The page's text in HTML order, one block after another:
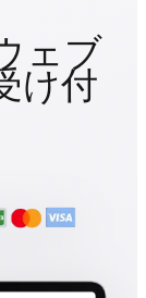
ェブ
け付